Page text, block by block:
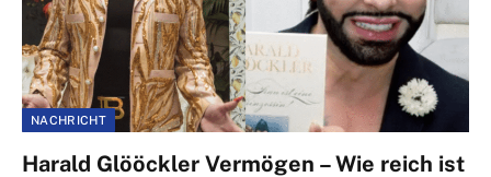
NACHRICHT
Harald Glööckler Vermögen – Wie reich ist